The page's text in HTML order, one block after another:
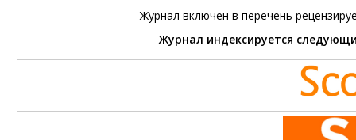
Журнал включен в перечень
Журнал индексируется